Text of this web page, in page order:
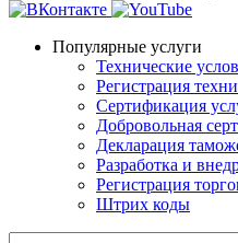
Популярные услуги
Технические
Регистрация
Сертификация
Добровольная
Декларация
Разработка и
Регистрация
Штрих коды